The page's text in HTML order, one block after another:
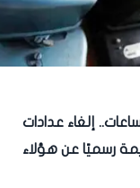
إلغاء عدادات
رسميًا عن هؤلاء